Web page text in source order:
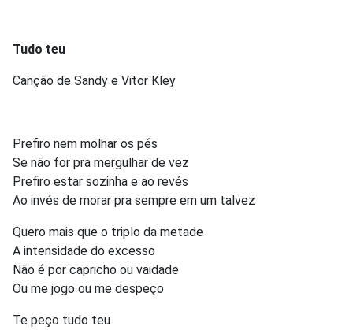
Tudo teu
Canção de Sandy e Vitor Kley
Prefiro nem molhar os pés
Se não for pra mergulhar de vez
Prefiro estar sozinha e ao revés
Ao invés de morar pra sempre em um talvez
Quero mais que o triplo da metade
A intensidade do excesso
Não é por capricho ou vaidade
Ou me jogo ou me despeço
Te peço tudo teu